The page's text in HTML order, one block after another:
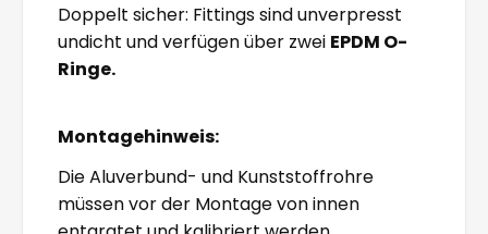
Doppelt sicher: Fittings sind unverpresst
undicht und verfügen über zwei EPDM O-
Ringe.
Montagehinweis:
Die Aluverbund- und Kunststoffrohre
müssen vor der Montage von innen